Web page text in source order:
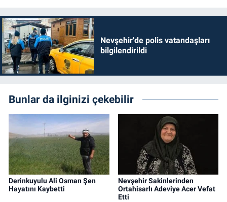
Nevşehir'de polis vatandaşları
bilgilendirildi
Bunlar da ilginizi çekebilir
Derinkuyulu Ali Osman Şen
Hayatını Kaybetti
Nevşehir Sakinlerinden
Ortahisarlı Adeviye Acer Vefat
Etti